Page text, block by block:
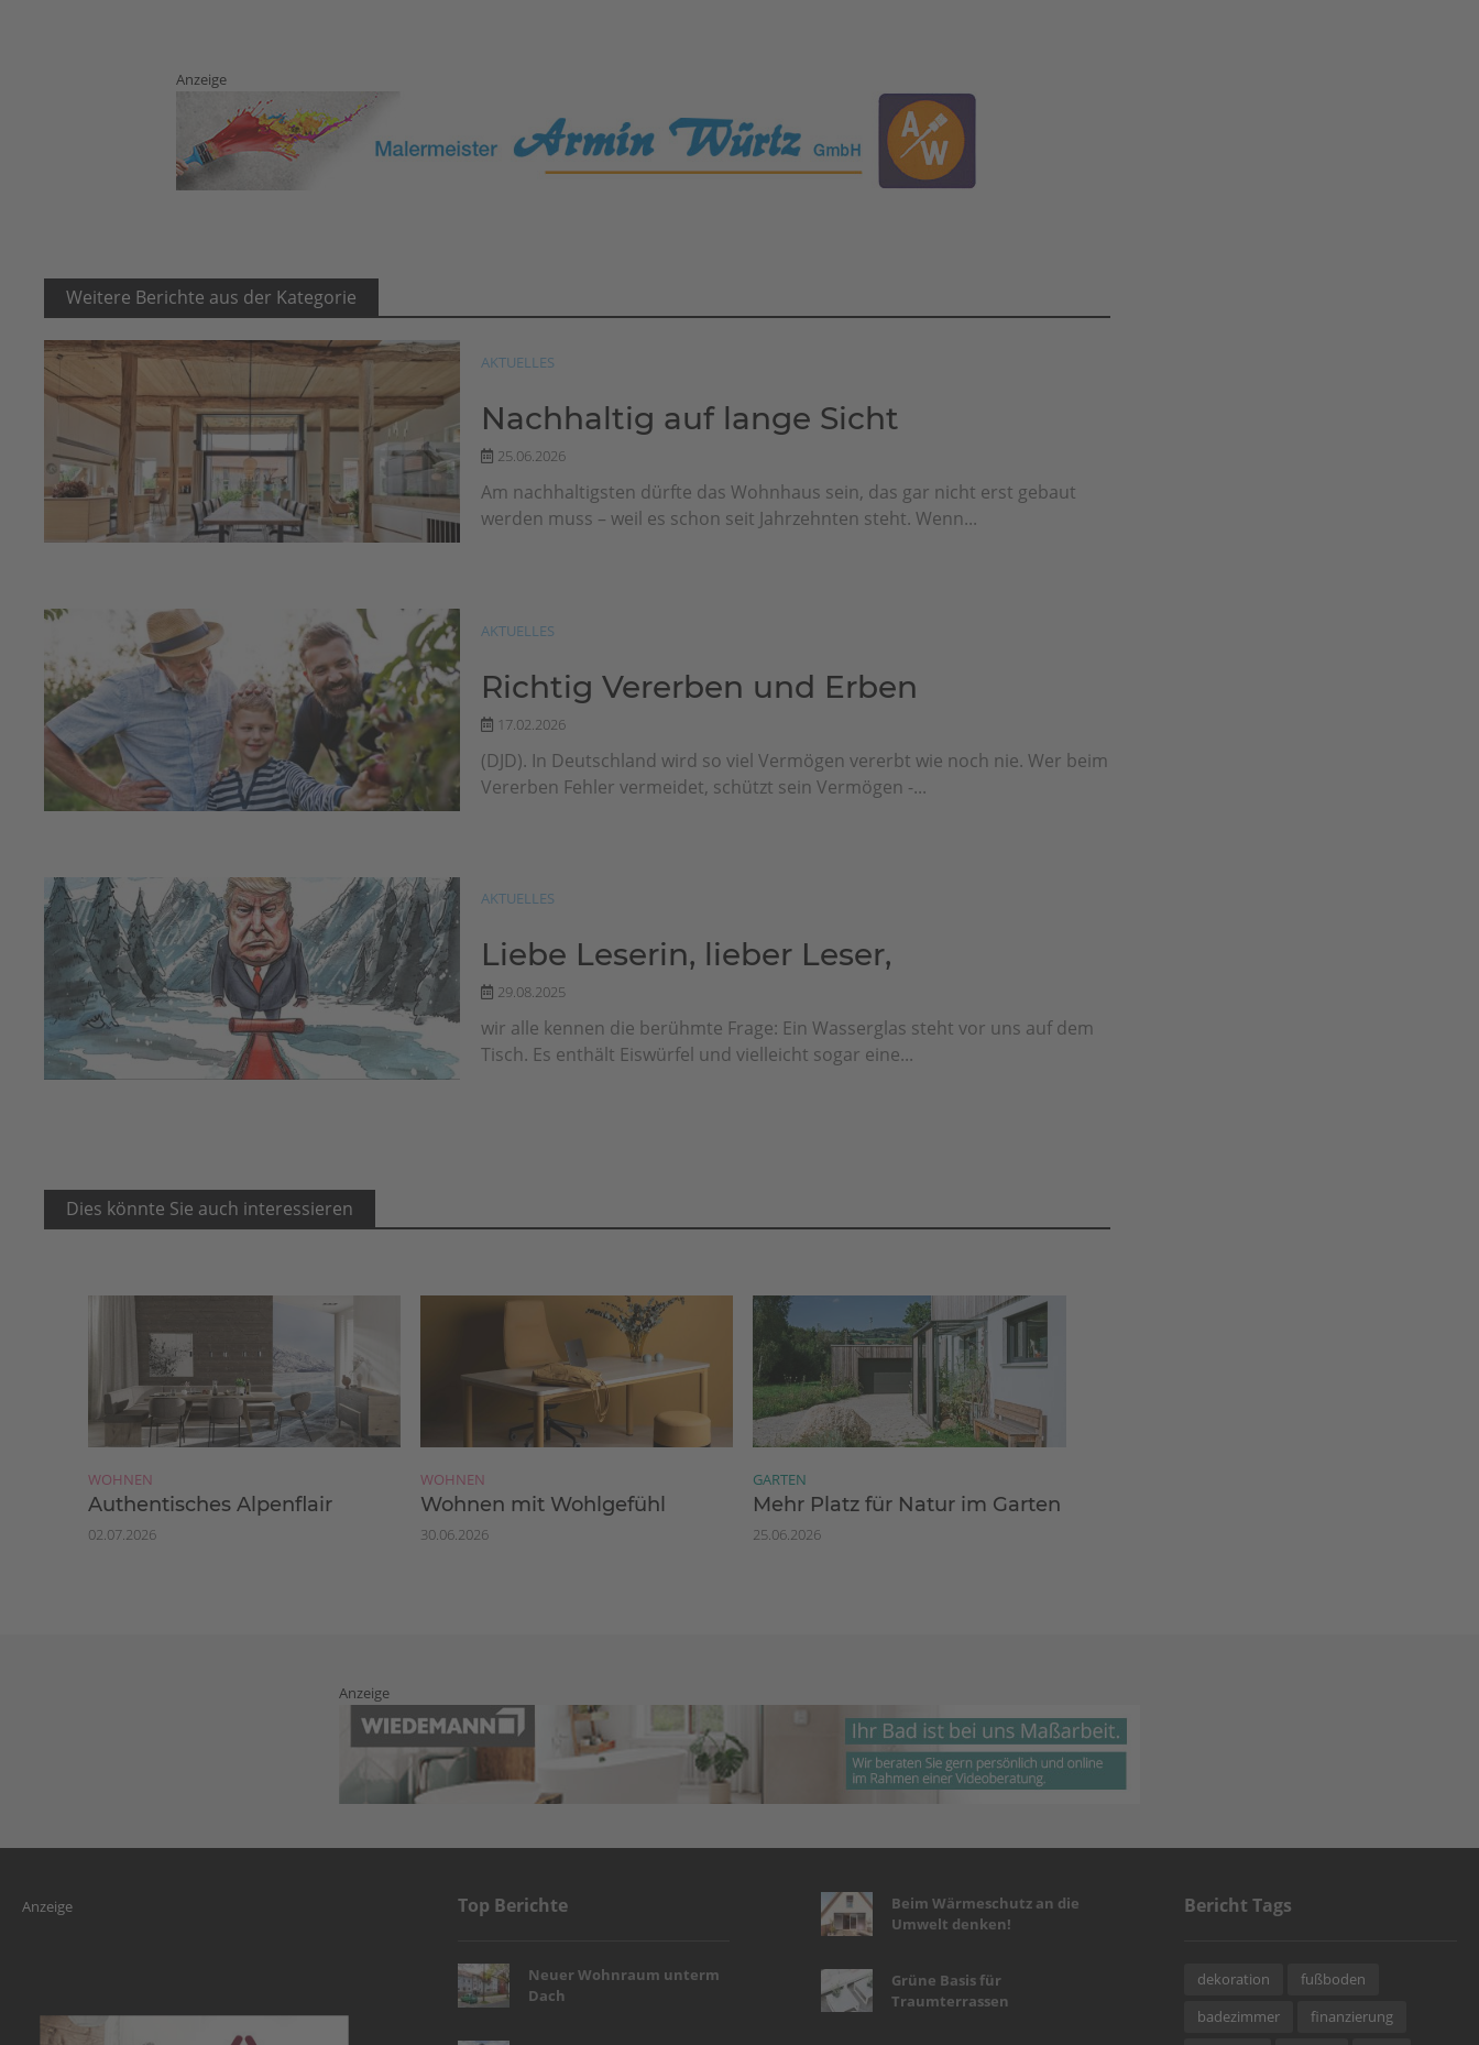
Anzeige
Weitere Berichte aus der Kategorie
AKTUELLES
Nachhaltig auf lange Sicht
25.06.2026
Am nachhaltigsten dürfte das Wohnhaus sein, das gar nicht erst gebaut
werden muss – weil es schon seit Jahrzehnten steht. Wenn...
AKTUELLES
Richtig Vererben und Erben
17.02.2026
(DJD). In Deutschland wird so viel Vermögen vererbt wie noch nie. Wer beim
Vererben Fehler vermeidet, schützt sein Vermögen -...
AKTUELLES
Liebe Leserin, lieber Leser,
29.08.2025
wir alle kennen die berühmte Frage: Ein Wasserglas steht vor uns auf dem
Tisch. Es enthält Eiswürfel und vielleicht sogar eine...
Dies könnte Sie auch interessieren
WOHNEN
Authentisches Alpenflair
02.07.2026
WOHNEN
Wohnen mit Wohlgefühl
30.06.2026
GARTEN
Mehr Platz für Natur im Garten
25.06.2026
Anzeige
Anzeige Top Berichte
Neuer Wohnraum unterm
Dach
Beim Wärmeschutz an die
Umwelt denken!
Grüne Basis für
Traumterrassen
Bericht Tags
dekoration
fußboden
badezimmer
finanzierung